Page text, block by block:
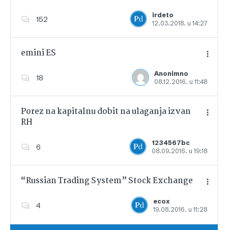
152
irdeto
12.03.2018. u 14:27
Dodajte u favorite
emini ES
18
Anonimno
08.12.2016. u 11:48
Dodajte u favorite
Porez na kapitalnu dobit na ulaganja izvan
RH
6
1234567bc
08.09.2016. u 19:18
Dodajte u favorite
“Russian Trading System” Stock Exchange
4
ecox
19.08.2016. u 11:28
Dodajte u favorite